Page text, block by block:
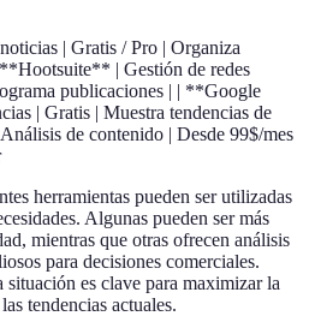
| Gratis / Pro | Organiza
| Gestión de redes
publicaciones | | **Google
| Gratis | Muestra tendencias de
de contenido | Desde 99$/mes
herramientas pueden ser utilizadas
Algunas pueden ser más
mientras que otras ofrecen análisis
para decisiones comerciales.
es clave para maximizar la
tendencias actuales.